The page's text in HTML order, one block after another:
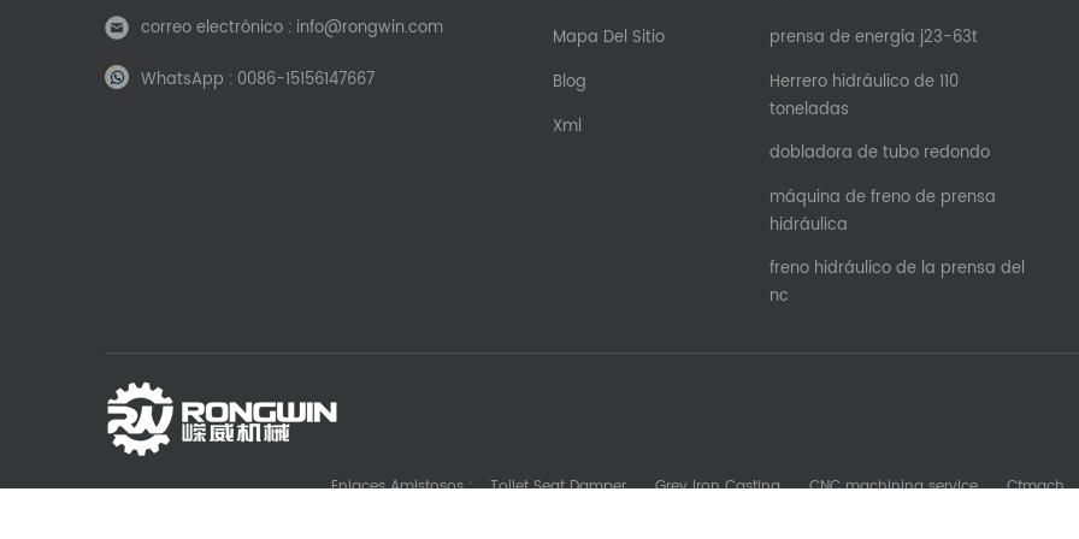
correo electrónico : info@rongwin.com
WhatsApp : 0086-15156147667
Mapa Del Sitio
Blog
Xml
prensa de energía j23-63t
Herrero hidráulico de 110
toneladas
dobladora de tubo redondo
máquina de freno de prensa
hidráulica
freno hidráulico de la prensa del
nc
Enlaces Amistosos : Toilet Seat Damper Grey Iron Casting CNC machining service Ctmach